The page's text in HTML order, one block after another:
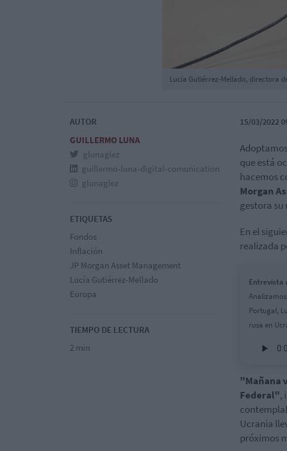
Lucía Gutiérrez-Mellado, directora
AUTOR
GUILLERMO LUNA
glunaglez
guillermo-luna-digital-comunication
glunaglez
ETIQUETAS
Fondos
Inflación
JP Morgan Asset Management
Lucía Gutiérrez-Mellado
Europa
TIEMPO DE LECTURA
2 min
15/03/2022
que está
hacemos
Morgan
gestora su
En el
realizada
Entrevista
Portugal,
rusa en
"Mañana
Federal",
Ucrania
próximos